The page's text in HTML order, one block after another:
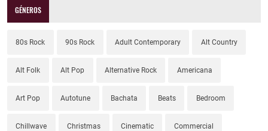
GÉNEROS
80s Rock 90s Rock Adult Contemporary Alt Country
Alt Folk Alt Pop Alternative Rock Americana
Art Pop Autotune Bachata Beats Bedroom
Chillwave Christmas Cinematic Commercial